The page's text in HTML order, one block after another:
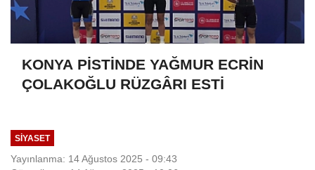
KONYA PİSTİNDE YAĞMUR ECRİN
ÇOLAKOĞLU RÜZGÂRI ESTİ
SİYASET
Yayınlanma: 14 Ağustos 2025 - 09:43